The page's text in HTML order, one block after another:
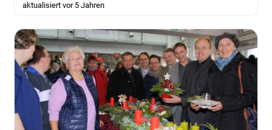
aktualisiert vor 5 Jahren